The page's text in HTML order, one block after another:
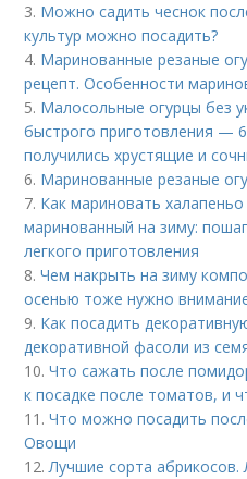
3. Можно садить чеснок
культур можно посадить?
4. Маринованные резаные
рецепт. Особенности
5. Малосольные огурцы без
быстрого приготовления —
получились хрустящие и
6. Маринованные резаные
7. Как мариновать
маринованный на зиму:
легкого приготовления
8.Чем накрыть на зиму
осенью тоже нужно
9. Как посадить
декоративной фасоли из
10.Что сажать после
к посадке после томатов, и
11.Что можно посадить
Овощи
12.Лучшие сорта абрикосов.